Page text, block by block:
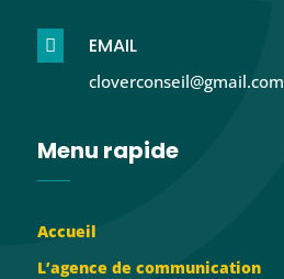
 EMAIL
cloverconseil@gmail.com
Menu rapide
Accueil
L’agence de communication